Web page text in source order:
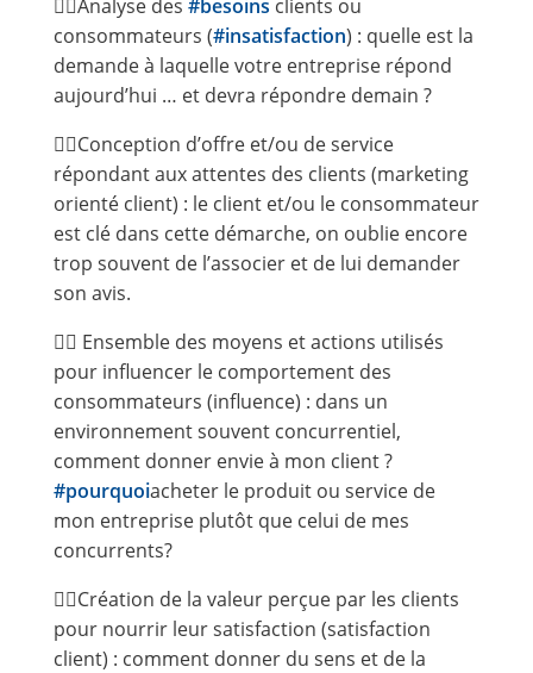
👍🏻Analyse des #besoins clients ou
consommateurs (#insatisfaction) : quelle est la
demande à laquelle votre entreprise répond
aujourd’hui … et devra répondre demain ?
👍🏻Conception d’offre et/ou de service
répondant aux attentes des clients (marketing
orienté client) : le client et/ou le consommateur
est clé dans cette démarche, on oublie encore
trop souvent de l’associer et de lui demander
son avis.
👍🏻 Ensemble des moyens et actions utilisés
pour influencer le comportement des
consommateurs (influence) : dans un
environnement souvent concurrentiel,
comment donner envie à mon client ?
#pourquoiacheter le produit ou service de
mon entreprise plutôt que celui de mes
concurrents?
👍🏻Création de la valeur perçue par les clients
pour nourrir leur satisfaction (satisfaction
client) : comment donner du sens et de la